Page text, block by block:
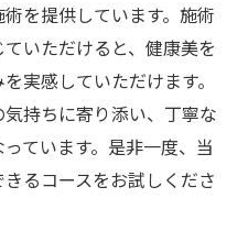
を提供しています。施術
いただけると、健康美を
実感していただけます。
持ちに寄り添い、丁寧な
ています。是非一度、当
るコースをお試しくださ